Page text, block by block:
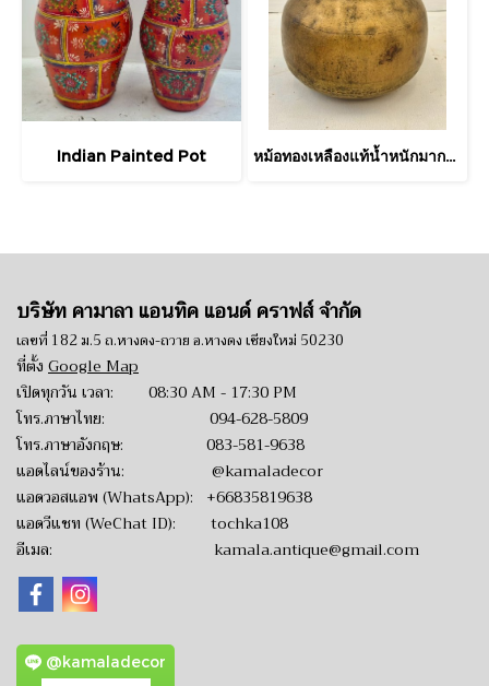
Indian Painted Pot หม้อทองเหลืองแท้น้ำหนักมากประดับหูจับวงแหวนหนา
บริษัท คามาลา แอนทิค แอนด์ คราฟส์ จำกัด
เลขที่ 182 ม.5 ถ.หางดง-ถวาย อ.หางดง เชียงใหม่ 50230
ที่ตั้ง Google Map
เปิดทุกวัน เวลา: 08:30 AM - 17:30 PM
โทร.ภาษาไทย: 094-628-5809
โทร.ภาษาอังกฤษ: 083-581-9638
แอดไลน์ของร้าน: @kamaladecor
แอดวอสแอพ (WhatsApp): +66835819638
แอดวีแชท (WeChat ID): tochka108
อีเมล: kamala.antique@gmail.com
@kamaladecor